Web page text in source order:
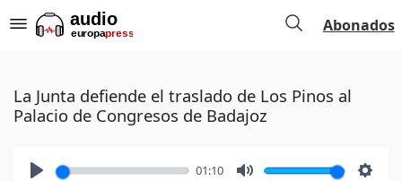
Abonados
La Junta defiende el traslado de Los Pinos al
Palacio de Congresos de Badajoz
01:10